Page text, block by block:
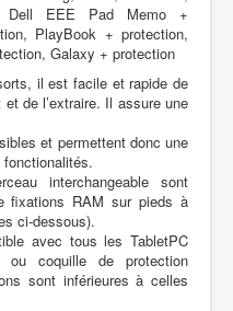
Dell EEE Pad Memo +
PlayBook + protection,
Galaxy + protection
il est facile et rapide de
de l’extraire. Il assure une
et permettent donc une
interchangeable sont
fixations RAM sur pieds à
ci-dessous).
avec tous les TabletPC
coquille de protection
sont inférieures à celles